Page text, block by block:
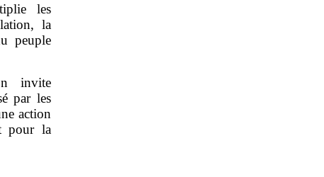
les
la
peuple
invite
par les
action
pour la